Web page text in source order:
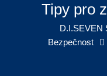
Zabezpečení akcí
Pořadatelské služby
Tipy pro
D.I.SEVEN
Bezpečnost